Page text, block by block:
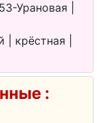
Урановая |
крёстная |
: